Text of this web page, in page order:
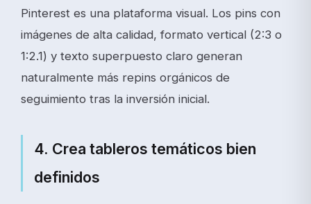
Pinterest es una plataforma visual. Los pins con
imágenes de alta calidad, formato vertical (2:3 o
1:2.1) y texto superpuesto claro generan
naturalmente más repins orgánicos de
seguimiento tras la inversión inicial.
4. Crea tableros temáticos bien
definidos